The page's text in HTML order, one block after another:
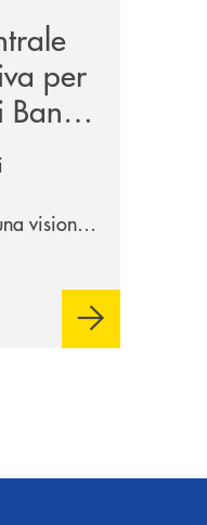
per
visione